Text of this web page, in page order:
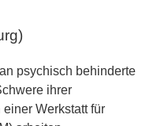
psychisch behinderte
ihrer
Werkstatt für